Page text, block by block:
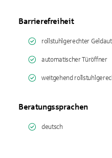
Barrierefreiheit
rollstuhlgerechter
automatischer Türöffner
weitgehend
Beratungssprachen
deutsch